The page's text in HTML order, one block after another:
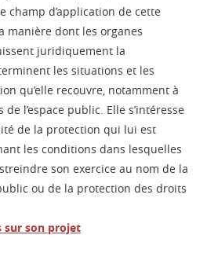
champ d’application de cette
manière dont les organes
juridiquement la
les situations et les
qu’elle recouvre, notamment à
de l’espace public. Elle s’intéresse
de la protection qui lui est
les conditions dans lesquelles
son exercice au nom de la
ou de la protection des droits
sur son projet